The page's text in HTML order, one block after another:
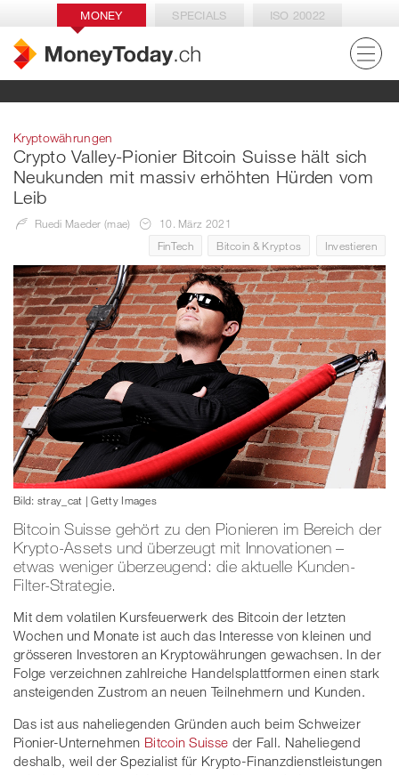
MONEY SPECIALS ISO 20022
Kryptowährungen
Crypto Valley-Pionier Bitcoin Suisse hält sich
Neukunden mit massiv erhöhten Hürden vom
Leib
Ruedi Maeder (mae)
10. März 2021
FinTech
Bitcoin & Kryptos Investieren
Bild: stray_cat | Getty Images
Bitcoin Suisse gehört zu den Pionieren im Bereich der
Krypto-Assets und überzeugt mit Innovationen –
etwas weniger überzeugend: die aktuelle Kunden-
Filter-Strategie.
Mit dem volatilen Kursfeuerwerk des Bitcoin der letzten
Wochen und Monate ist auch das Interesse von kleinen und
grösseren Investoren an Kryptowährungen gewachsen. In der
Folge verzeichnen zahlreiche Handelsplattformen einen stark
ansteigenden Zustrom an neuen Teilnehmern und Kunden.
Das ist aus naheliegenden Gründen auch beim Schweizer
Pionier-Unternehmen Bitcoin Suisse der Fall. Naheliegend
deshalb, weil der Spezialist für Krypto-Finanzdienstleistungen